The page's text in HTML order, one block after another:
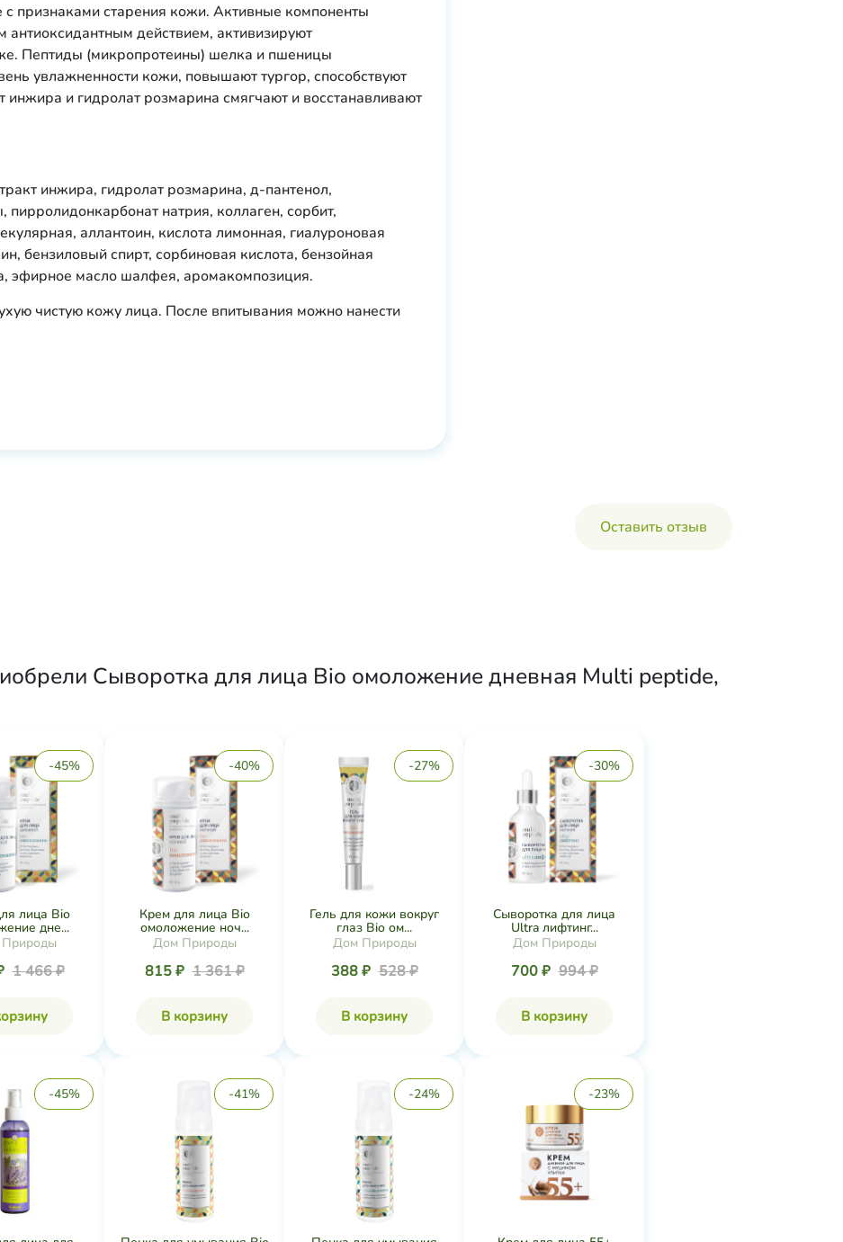
признаками старения кожи. Активные компоненты
действием, активизируют
Пептиды (микропротеины) шелка и пшеницы
увлажненности кожи, повышают тургор, способствуют
и гидролат розмарина смягчают и восстанавливают
инжира, гидролат розмарина, д-пантенол,
натрия, коллаген, сорбит,
аллантоин, кислота лимонная, гиалуроновая
бензиловый спирт, сорбиновая кислота, бензойная
эфирное масло шалфея, аромакомпозиция.
чистую кожу лица. После впитывания можно нанести
Оставить отзыв
Сыворотка для лица Bio омоложение дневная Multi peptide,
-45%
лица Bio
дне...
1 466 ₽
-40%
Крем для лица Bio
омоложение ноч...
Дом Природы
815 ₽ 1 361 ₽
В корзину
-27%
Гель для кожи вокруг
глаз Bio ом...
Дом Природы
388 ₽ 528 ₽
В корзину
-30%
Сыворотка для лица
Ultra лифтинг...
Дом Природы
700 ₽ 994 ₽
В корзину
-45% -41% -24% -23%